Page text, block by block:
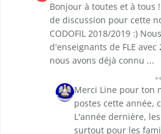
Bonjour à toutes et à tous
de discussion pour cette
CODOFIL 2018/2019 :)
d'enseignants de FLE
nous avons déjà connu ...
Merci Line pour ton
postes cette année,
L'année dernière,
surtout pour les